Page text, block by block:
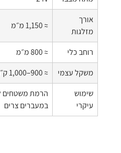
אורך
מזלגות
≈ 1,150 מ״מ
רוחב כלי
≈ 800 מ״מ
משקל עצמי
≈ 900–1,000 ק״ג (כולל משקל נגדי)
שימוש
עיקרי
הרמת משטחים
במעברים צרים